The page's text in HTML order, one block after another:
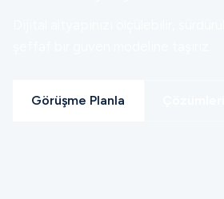
Görüşme Planla